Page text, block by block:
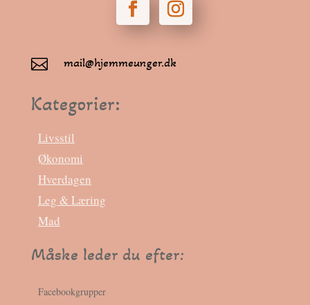
 mail@hjemmeunger.dk
Kategorier:
Livsstil
Økonomi
Hverdagen
Leg & Læring
Mad
Måske leder du efter:
Facebookgrupper